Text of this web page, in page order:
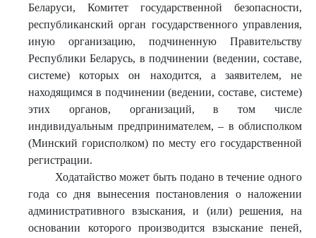
Беларуси, Комитет государственной безопасности,
республиканский орган государственного управления,
иную организацию, подчиненную Правительству
Республики Беларусь, в подчинении (ведении, составе,
системе) которых он находится, а заявителем, не
находящимся в подчинении (ведении, составе, системе)
этих органов, организаций, в том числе
индивидуальным предпринимателем, – в облисполком
(Минский горисполком) по месту его государственной
регистрации.
Ходатайство может быть подано в течение одного
года со дня вынесения постановления о наложении
административного взыскания, и (или) решения, на
основании которого производится взыскание пеней,